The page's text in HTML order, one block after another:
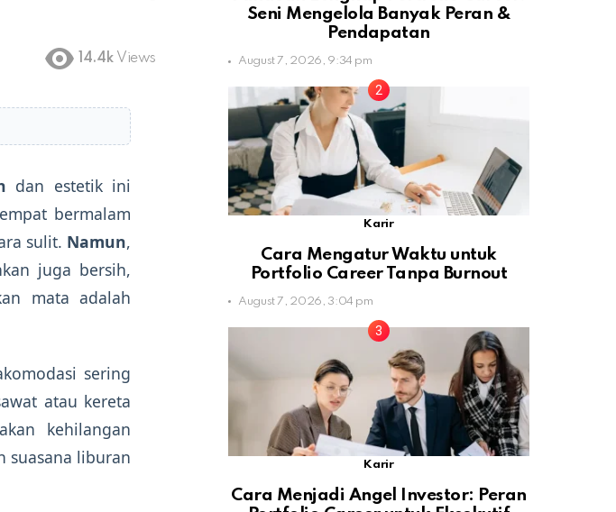
14.4k Views
dan estetik ini
bermalam
sulit. Namun,
juga bersih,
mata adalah
sering
atau kereta
kehilangan
suasana liburan
Seni Mengelola Banyak Peran &
Pendapatan
August 7, 2026, 9:34 pm
Karir
Cara Mengatur Waktu untuk
Portfolio Career Tanpa Burnout
August 7, 2026, 3:04 pm
Karir
Cara Menjadi Angel Investor: Peran